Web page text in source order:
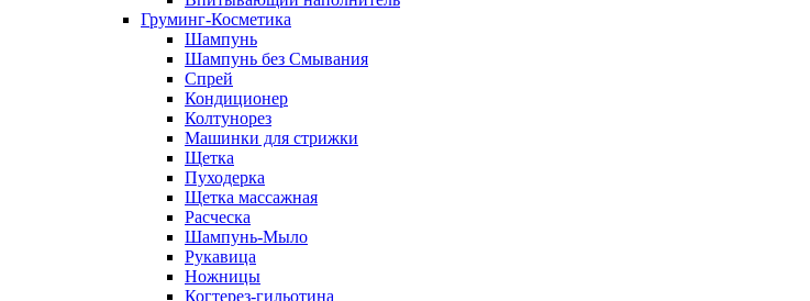
Груминг-Косметика
Шампунь
Шампунь без Смывания
Спрей
Кондиционер
Колтунорез
Машинки для стрижки
Щетка
Пуходерка
Щетка массажная
Расческа
Шампунь-Мыло
Рукавица
Ножницы
Когтерез-гильотина